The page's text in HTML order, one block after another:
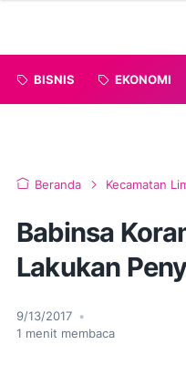
BISNIS EKONOMI
Beranda Kecamatan
Babinsa
Lakukan
9/13/2017 •
1 menit membaca